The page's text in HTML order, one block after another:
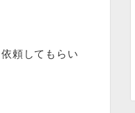
頼してもらい